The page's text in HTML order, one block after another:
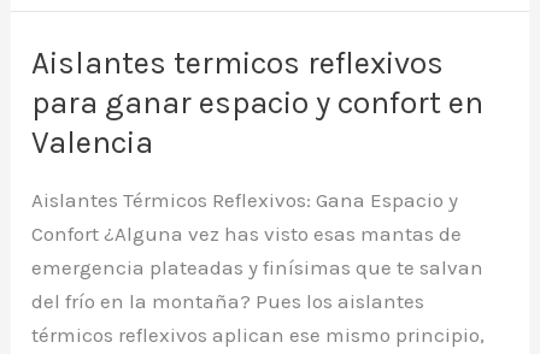
aire
clase
4
y
su
certificado
Aislantes termicos reflexivos
para ganar espacio y confort en
Valencia
Aislantes Térmicos Reflexivos: Gana Espacio y
Confort ¿Alguna vez has visto esas mantas de
emergencia plateadas y finísimas que te salvan
del frío en la montaña? Pues los aislantes
térmicos reflexivos aplican ese mismo principio,